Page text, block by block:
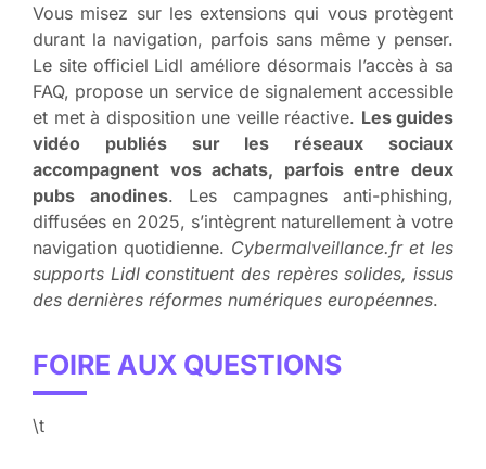
Vous misez sur les extensions qui vous protègent
durant la navigation, parfois sans même y penser.
Le site officiel Lidl améliore désormais l’accès à sa
FAQ, propose un service de signalement accessible
et met à disposition une veille réactive. Les guides
vidéo publiés sur les réseaux sociaux
accompagnent vos achats, parfois entre deux
pubs anodines. Les campagnes anti-phishing,
diffusées en 2025, s’intègrent naturellement à votre
navigation quotidienne. Cybermalveillance.fr et les
supports Lidl constituent des repères solides, issus
des dernières réformes numériques européennes.
FOIRE AUX QUESTIONS
\t